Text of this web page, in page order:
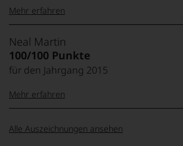
85–89 Punkte:
Unter 85 Punkte:
für
»Fine
Wine«,
für
die
edlen
der
Welt,
kaum
ein
100-96 Punkte:
95-90 Punkte:
Robert
Parker
Ganz
ohne
war
Robert
einer
Mehr erfahren
Neal Martin
100/100 Punkte
für den Jahrgang 2015
Punkte:
Martin
Mehr erfahren
Alle Auszeichnungen ansehen